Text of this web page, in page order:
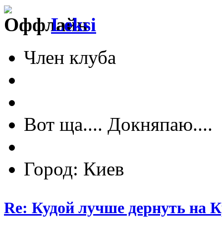
Leksi
Член клуба
Вот ща.... Докняпаю....
Город: Киев
Re: Кудой лучше дернуть на